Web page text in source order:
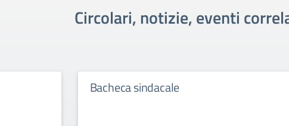
Circolari, notizie, eventi
Bacheca sindacale